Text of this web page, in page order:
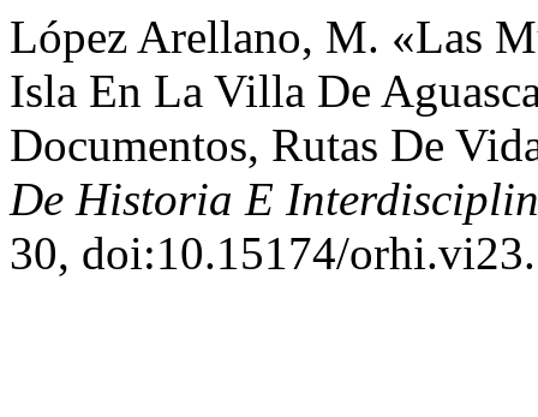
López Arellano, M. «Las
Isla En La Villa De
Documentos, Rutas De
De Historia E
30, doi:10.15174/